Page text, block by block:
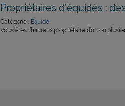
Propriétaires d’équidés :
Catégorie : Équidé
Vous êtes l’heureux propriétaire d’un ou